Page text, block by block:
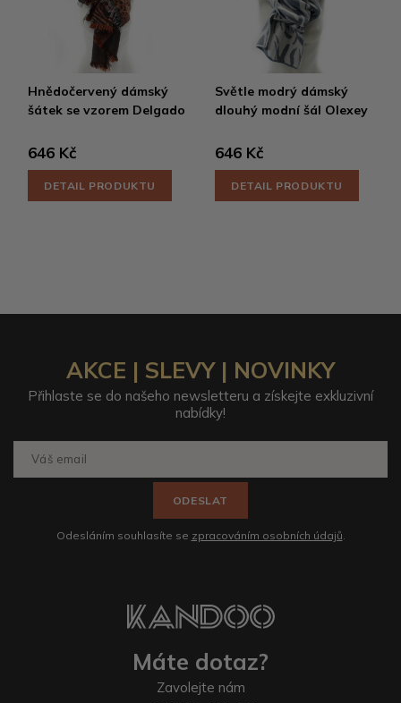
Hnědočervený dámský
šátek se vzorem Delgado
646 Kč
DETAIL PRODUKTU
Světle modrý dámský
dlouhý modní šál Olexey
646 Kč
DETAIL PRODUKTU
AKCE | SLEVY | NOVINKY
Přihlaste se do našeho newsletteru a získejte exkluzivní
nabídky!
ODESLAT
Odesláním souhlasíte se zpracováním osobních údajů
Máte dotaz?
Zavolejte nám